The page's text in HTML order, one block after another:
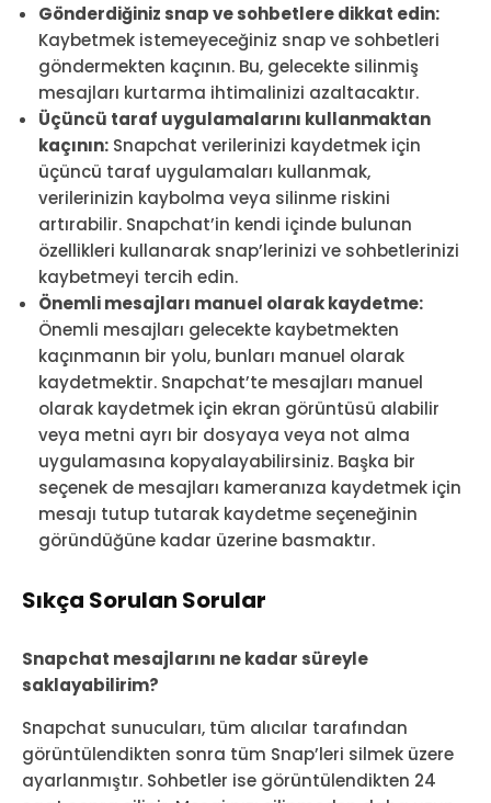
Gönderdiğiniz snap ve sohbetlere dikkat edin:
Kaybetmek istemeyeceğiniz snap ve sohbetleri
göndermekten kaçının. Bu, gelecekte silinmiş
mesajları kurtarma ihtimalinizi azaltacaktır.
Üçüncü taraf uygulamalarını kullanmaktan
kaçının: Snapchat verilerinizi kaydetmek için
üçüncü taraf uygulamaları kullanmak,
verilerinizin kaybolma veya silinme riskini
artırabilir. Snapchat’in kendi içinde bulunan
özellikleri kullanarak snap’lerinizi ve sohbetlerinizi
kaybetmeyi tercih edin.
Önemli mesajları manuel olarak kaydetme:
Önemli mesajları gelecekte kaybetmekten
kaçınmanın bir yolu, bunları manuel olarak
kaydetmektir. Snapchat’te mesajları manuel
olarak kaydetmek için ekran görüntüsü alabilir
veya metni ayrı bir dosyaya veya not alma
uygulamasına kopyalayabilirsiniz. Başka bir
seçenek de mesajları kameranıza kaydetmek için
mesajı tutup tutarak kaydetme seçeneğinin
göründüğüne kadar üzerine basmaktır.
Sıkça Sorulan Sorular
Snapchat mesajlarını ne kadar süreyle
saklayabilirim?
Snapchat sunucuları, tüm alıcılar tarafından
görüntülendikten sonra tüm Snap’leri silmek üzere
ayarlanmıştır. Sohbetler ise görüntülendikten 24